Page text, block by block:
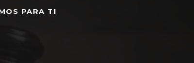
PARA TI